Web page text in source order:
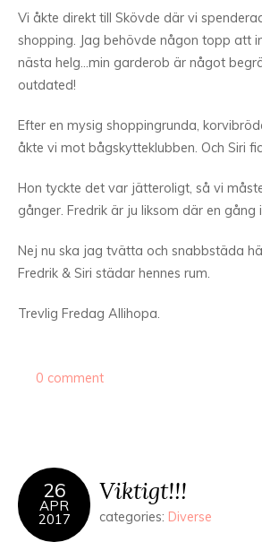
Vi åkte direkt till Skövde där vi
shopping. Jag behövde någon topp att
nästa helg…min garderob är något
outdated!
Efter en mysig shoppingrunda,
åkte vi mot bågskytteklubben. Och Siri
Hon tyckte det var jätteroligt, så vi
gånger. Fredrik är ju liksom där en gång
Nej nu ska jag tvätta och snabbstäda
Fredrik & Siri städar hennes rum.
Trevlig Fredag Allihopa.
0 comment
26
APR
2017
Viktigt!!!
categories: Diverse